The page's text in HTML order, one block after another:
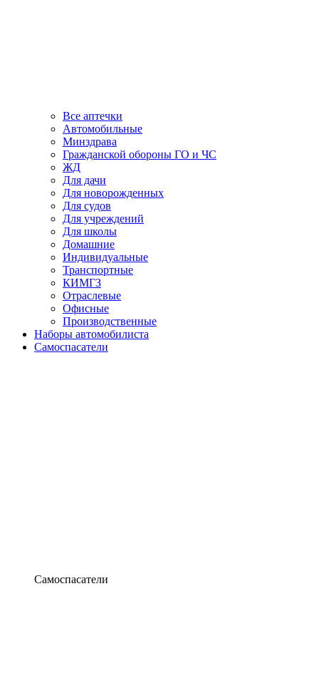
Все аптечки
Автомобильные
Минздрава
Гражданской обороны ГО и ЧС
ЖД
Для дачи
Для новорожденных
Для судов
Для учреждений
Для школы
Домашние
Индивидуальные
Транспортные
КИМГЗ
Отраслевые
Офисные
Производственные
Наборы автомобилиста
Самоспасатели
Самоспасатели